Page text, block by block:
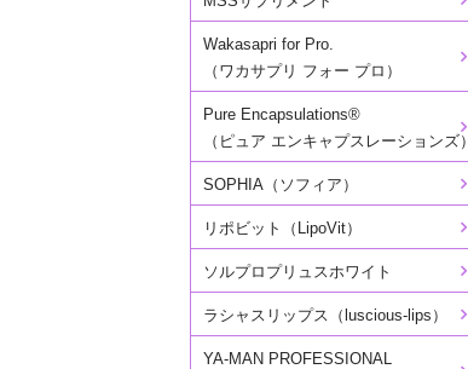
Wakasapri for Pro.
（ワカサプリ フォー プロ）
Pure Encapsulations®
（ピュア エンキャプスレーションズ）
SOPHIA（ソフィア）
リポビット（LipoVit）
ソルプロプリュスホワイト
ラシャスリップス（luscious-lips）
YA-MAN PROFESSIONAL